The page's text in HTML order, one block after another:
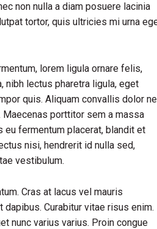
non nulla a diam posuere lacinia
tortor, quis ultricies mi urna
lorem ligula ornare felis,
nibh lectus pharetra ligula, eget
quis. Aliquam convallis dolor
porttitor sem a massa
eu fermentum placerat, blandit et
nisi, hendrerit id nulla sed,
vestibulum.
Cras at lacus vel mauris
Curabitur vitae risus enim.
nunc varius varius. Proin congue